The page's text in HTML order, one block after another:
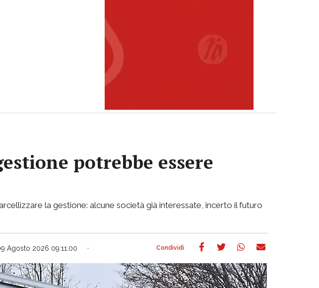
potrebbe essere
la gestione: alcune società già interessate, incerto il futuro
Agosto 2026 09:11:00